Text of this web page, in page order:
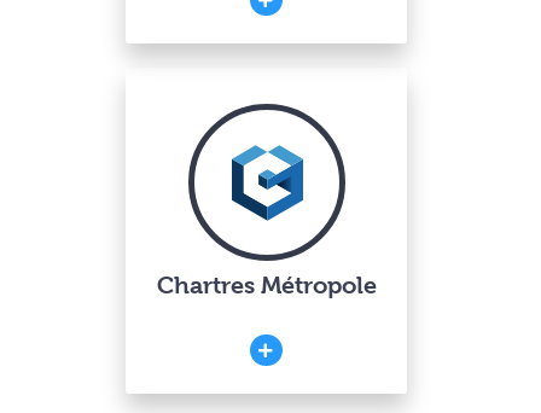
Chartres Métropole